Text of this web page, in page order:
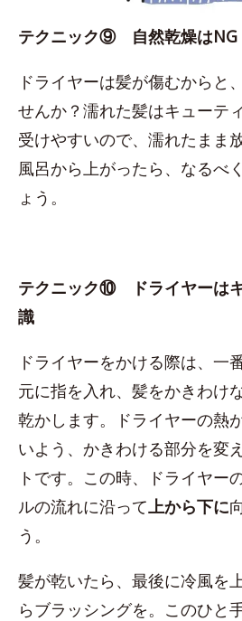
テクニック⑨ 自然乾燥はNG
ドライヤーは髪が傷むからと
せんか？濡れた髪はキューテ
受けやすいので、濡れたまま
風呂から上がったら、なるべ
ょう。
テクニック⑩ ドライヤーは
識
ドライヤーをかける際は、一
元に指を入れ、髪をかきわけ
乾かします。ドライヤーの熱
いよう、かきわける部分を変
トです。この時、ドライヤー
ルの流れに沿って上から下に
う。
髪が乾いたら、最後に冷風を
らブラッシングを。このひと